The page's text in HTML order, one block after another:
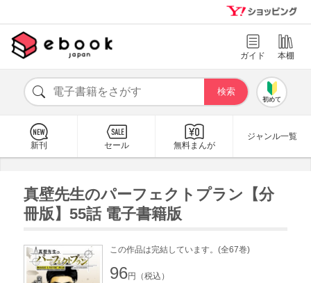
ガイド 本棚
初めて
新刊 セール 無料まんが
ジャンル一覧
真壁先生のパーフェクトプラン【分
冊版】55話 電子書籍版
この作品は完結しています。(全67巻)
96円（税込）